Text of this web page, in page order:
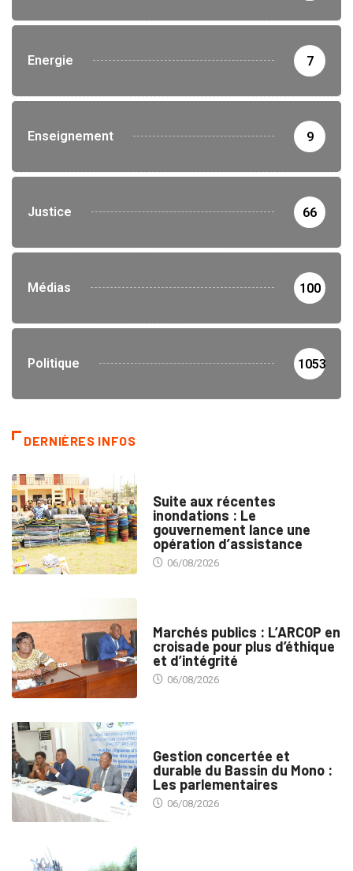
Energie 7
Enseignement 9
Justice 66
Médias 100
Politique 1053
DERNIÈRES INFOS
Suite aux récentes
inondations : Le
gouvernement lance une
opération d’assistance
06/08/2026
Marchés publics : L’ARCOP en
croisade pour plus d’éthique
et d’intégrité
06/08/2026
Gestion concertée et
durable du Bassin du Mono :
Les parlementaires
06/08/2026